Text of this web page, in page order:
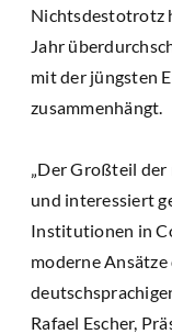
Nichtsdestotrotz
Jahr
mit der jüngsten
zusammenhängt.
„Der Großteil
und interessiert
Institutionen in
moderne
Rafael Escher,